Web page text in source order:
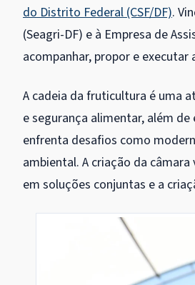
do Distrito Federal (CSF/DF).
(Seagri-DF) e à Empresa de
acompanhar, propor e
A cadeia da fruticultura é uma
e segurança alimentar, além
enfrenta desafios como
ambiental. A criação da
em soluções conjuntas e a